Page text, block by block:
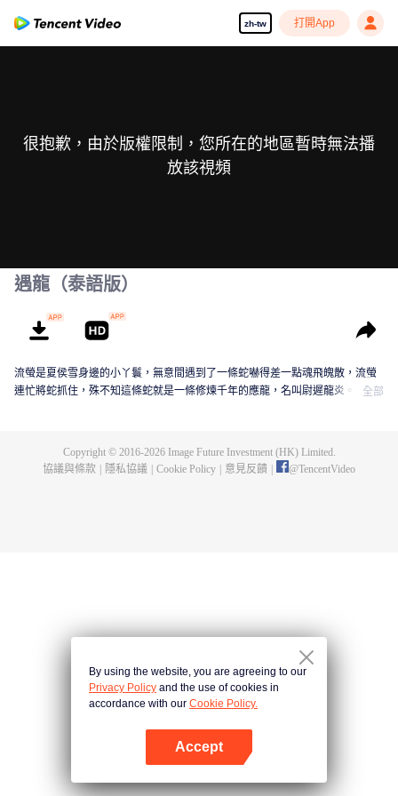
zh-tw 打開App
很抱歉，由於版權限制，您所在的地區暫時無法播
放該視頻
遇龍（泰語版）
流螢是夏侯雪身邊的小丫鬟，無意間遇到了一條蛇嚇得差一點魂飛魄散，流螢
連忙將蛇抓住，殊不知這條蛇就是一條修煉千年的應龍，名叫尉遲龍炎。尉遲
保護著流螢的一世又一世，直到第四世顧輕煙，才知道尉遲龍炎的存在，為救
全部
Copyright © 2016-2026Image Future Investment (HK) Limited.
協議與條款
隱私協議 Cookie Policy 意見反饋 @TencentVideo
By using the website, you are agreeing to our
Privacy Policy and the use of cookies in
accordance with our Cookie Policy.
Accept